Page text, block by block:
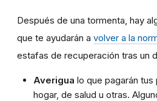
Después de una tormenta, hay
que te ayudarán a volver a la
estafas de recuperación tras un
Averigua lo que pagarán
hogar, de salud u otras.